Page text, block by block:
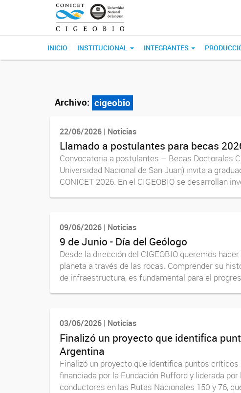
INICIO INSTITUCIONAL INTEGRANTES
Archivo: cigeobio
22/06/2026 | Noticias
Llamado a postulantes para becas
Convocatoria a postulantes – Becas Doctorales
Universidad Nacional de San Juan) invita a
CONICET 2026. En el CIGEOBIO se desarrollan
09/06/2026 | Noticias
9 de Junio - Día del Geólogo
Desde la dirección del CIGEOBIO queremos
planeta a través de las rocas. Comprender su
de infraestructura, es fundamental para el
03/06/2026 | Noticias
Finalizó un proyecto que identifica
Argentina
Finalizó un proyecto que identifica puntos
financiada por la Fundación Rufford y liderada
conductores en las Rutas Nacionales 150 y 76,